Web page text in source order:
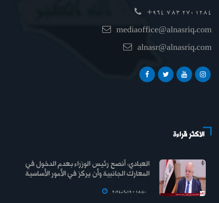
+964 783 270 1284
mediaoffice@alnasriq.com
alnasr@alnasriq.com
الاكثر قراءة
العبادي: أنصح رئيس الوزراء بعدم الدخول في
المعارك الجانبية وأن يركز في الأمور الأساسية
2024.06.19 - 18:40